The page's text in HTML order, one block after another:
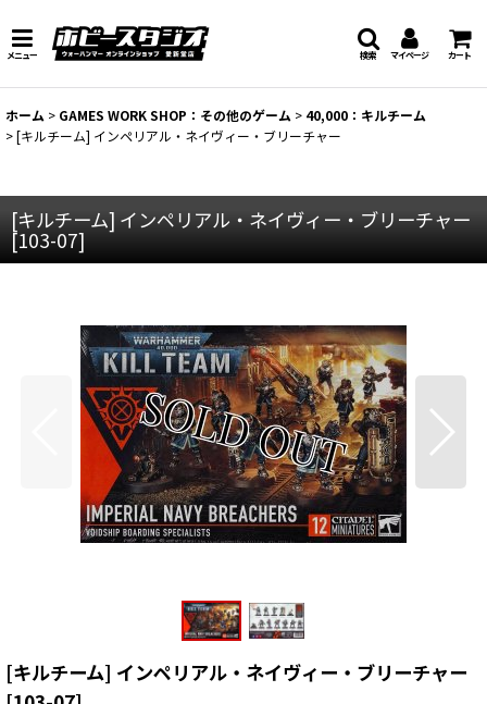
メニュー マイページ カート
検索
ホーム > GAMES WORK SHOP：その他のゲーム > 40,000：キルチーム
>[キルチーム] インペリアル・ネイヴィー・ブリーチャー
[キルチーム] インペリアル・ネイヴィー・ブリーチャー
[103-07]
[キルチーム] インペリアル・ネイヴィー・ブリーチャー